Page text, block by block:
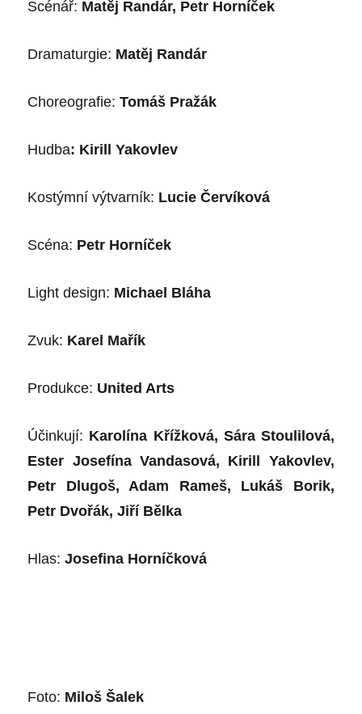
Scénář: Matěj Randár, Petr Horníček
Dramaturgie: Matěj Randár
Choreografie: Tomáš Pražák
Hudba: Kirill Yakovlev
Kostýmní výtvarník: Lucie Červíková
Scéna: Petr Horníček
Light design: Michael Bláha
Zvuk: Karel Mařík
Produkce: United Arts
Účinkují: Karolína Křížková, Sára Stoulilová,
Ester Josefína Vandasová, Kirill Yakovlev,
Petr Dlugoš, Adam Rameš, Lukáš Borik,
Petr Dvořák, Jiří Bělka
Hlas: Josefina Horníčková
Foto: Miloš Šalek